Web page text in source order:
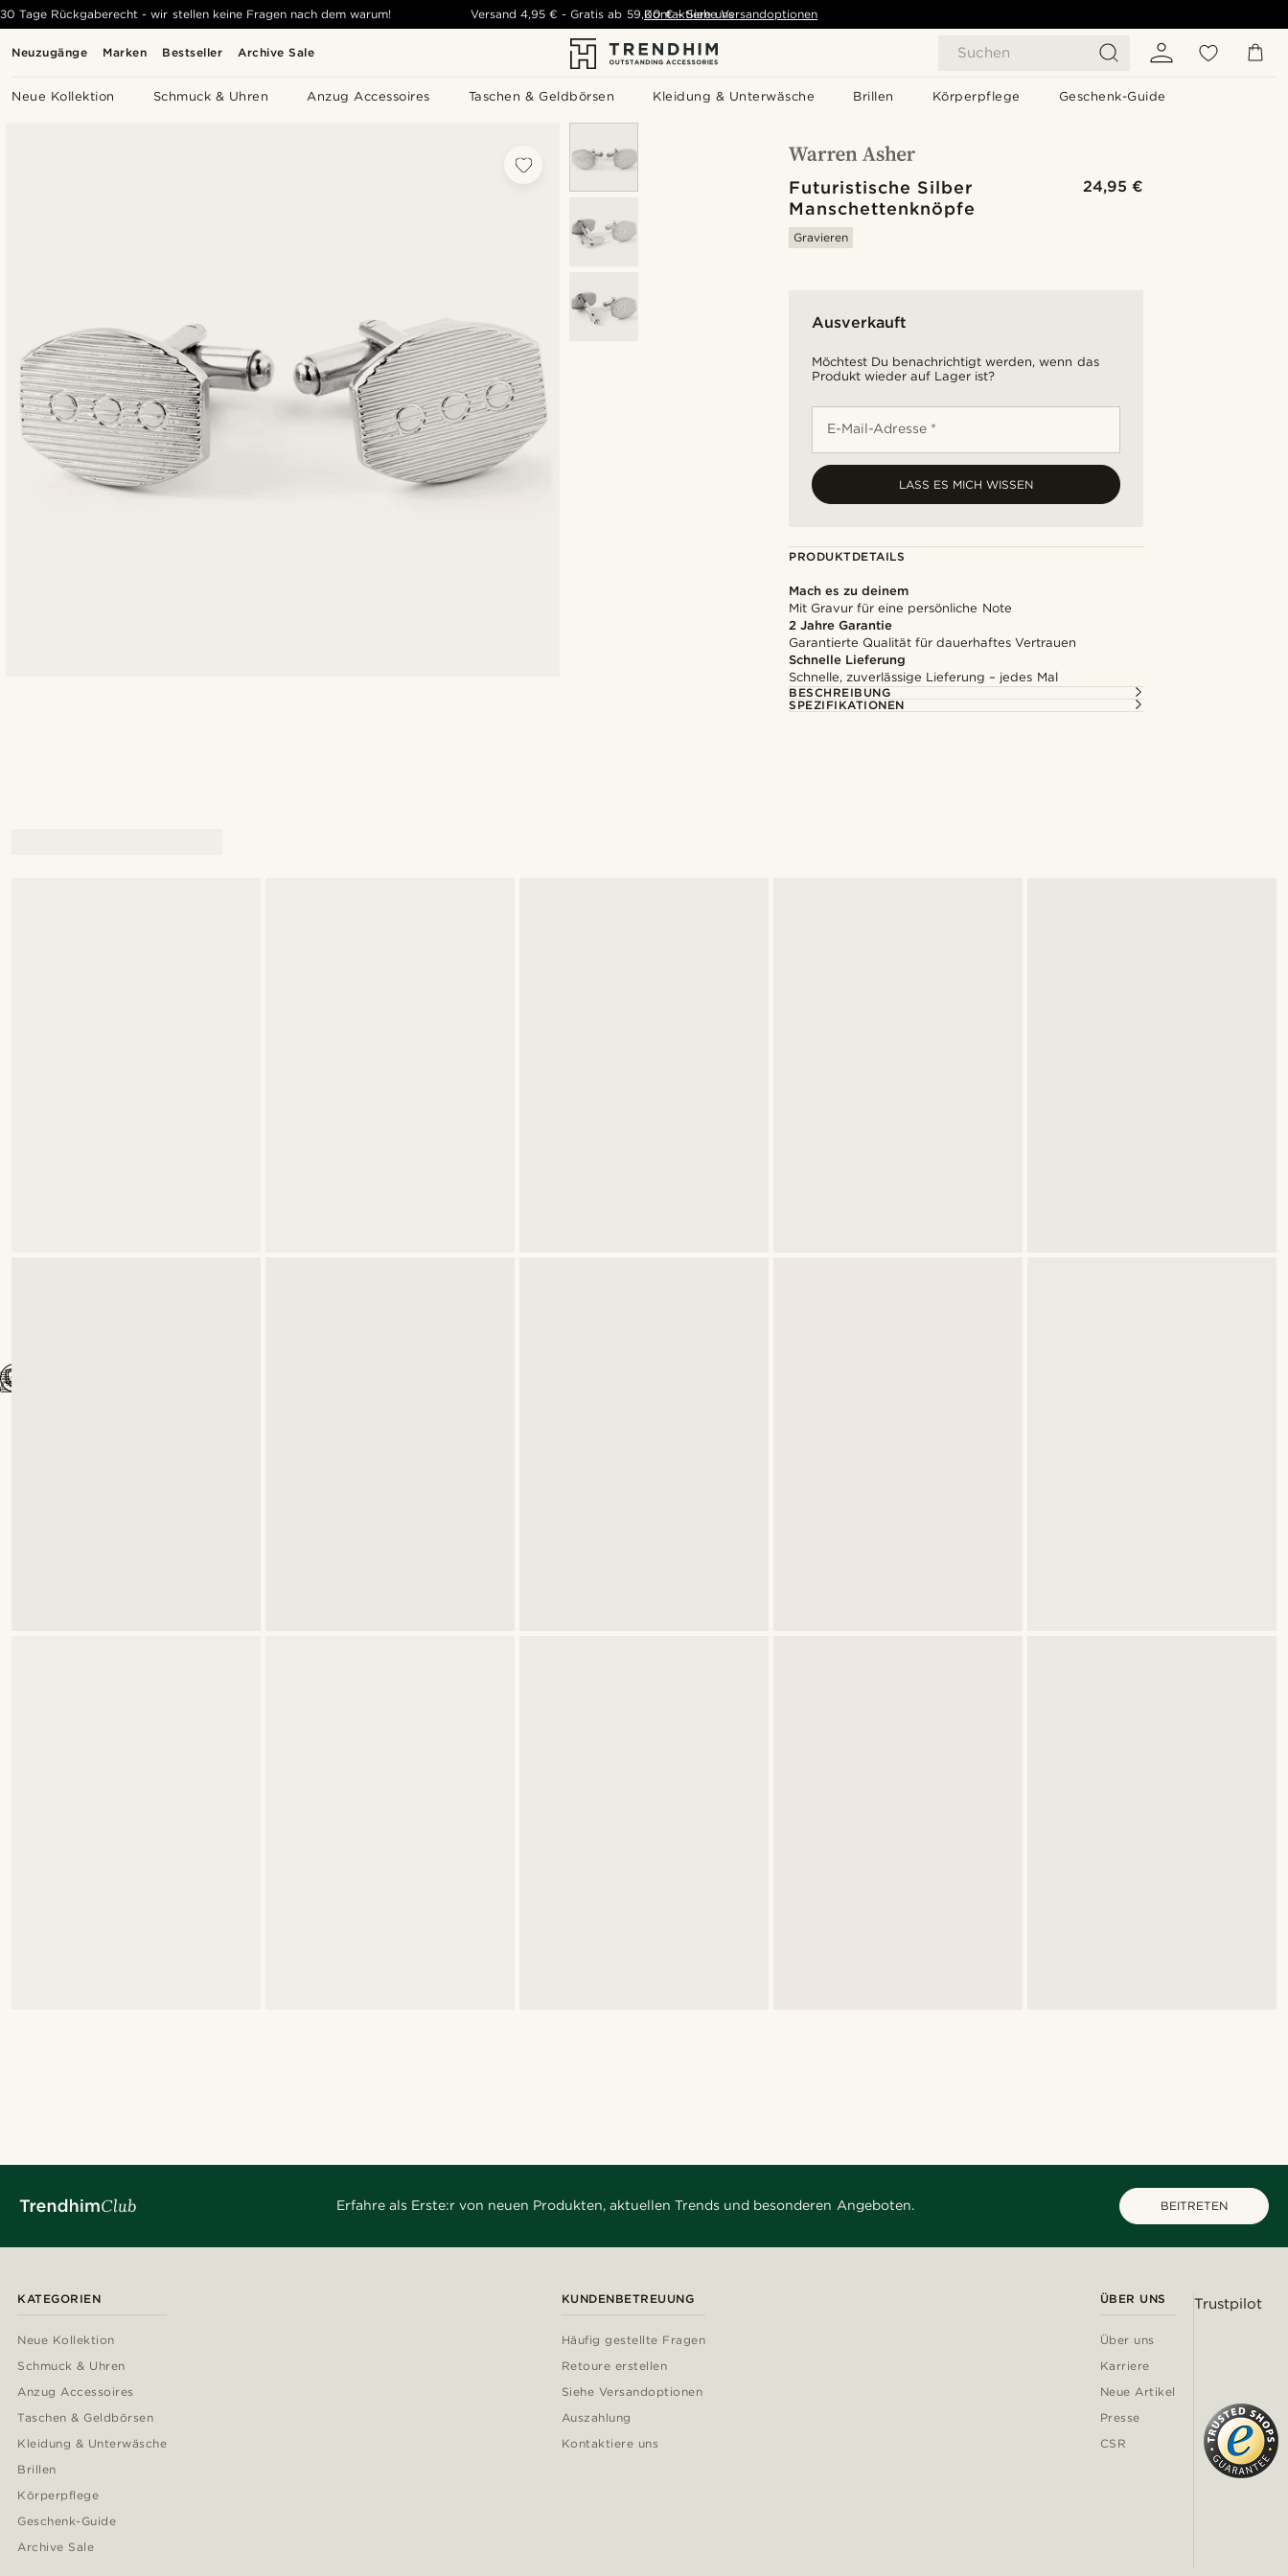
Neuzugänge Marken Bestseller Archive Sale Suchen
Neue Kollektion Schmuck & Uhren Anzug Accessoires Taschen & Geldbörsen Kleidung & Unterwäsche Brillen Körperpflege Geschenk-Guide
30 Tage Rückgaberecht - wir stellen keine Fragen nach dem warum! Versand 4,95 € -Gratis ab 59,00 € - Siehe Versandoptionen
Kontaktiere uns
Futuristische Silber
Manschettenknöpfe
24,95 €
Gravieren
Ausverkauft
Möchtest Du benachrichtigt werden, wenn das
Produkt wieder auf Lager ist?
E-Mail-Adresse *
LASS ES MICH WISSEN
PRODUKTDETAILS
Mach es zu deinem
Mit Gravur für eine persönliche Note
2 Jahre Garantie
Garantierte Qualität für dauerhaftes Vertrauen
Schnelle Lieferung
Schnelle, zuverlässige Lieferung – jedes Mal
BESCHREIBUNG
SPEZIFIKATIONEN
Erfahre als Erste:r von neuen Produkten, aktuellen Trends und besonderen Angeboten. BEITRETEN
KATEGORIEN
Neue Kollektion
Schmuck & Uhren
Anzug Accessoires
Taschen & Geldbörsen
Kleidung & Unterwäsche
Brillen
Körperpflege
Geschenk-Guide
Archive Sale
KUNDENBETREUUNG
Häufig gestellte Fragen
Retoure erstellen
Siehe Versandoptionen
Auszahlung
Kontaktiere uns
ÜBER UNS
Über uns
Karriere
Neue Artikel
Presse
CSR
Trustpilot